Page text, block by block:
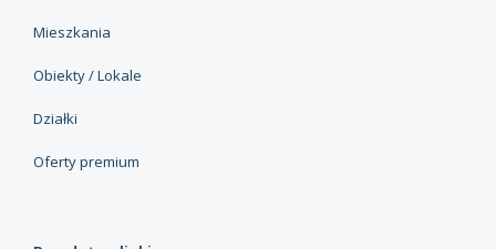
Mieszkania
Obiekty / Lokale
Działki
Oferty premium